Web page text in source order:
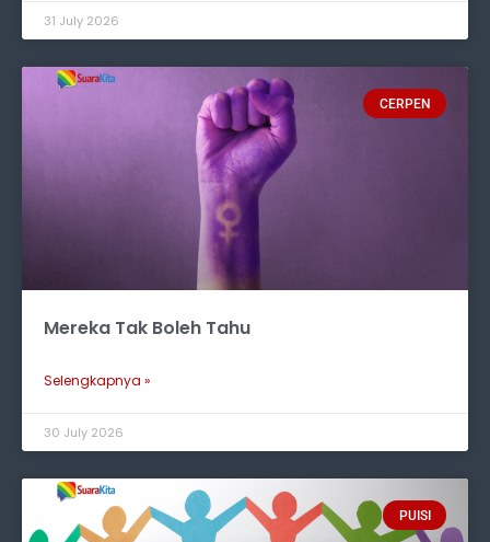
31 July 2026
CERPEN
Mereka Tak Boleh Tahu
Selengkapnya »
30 July 2026
PUISI